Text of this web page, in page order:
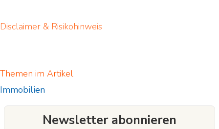
Disclaimer & Risikohinweis
Themen im Artikel
Immobilien
Newsletter abonnieren